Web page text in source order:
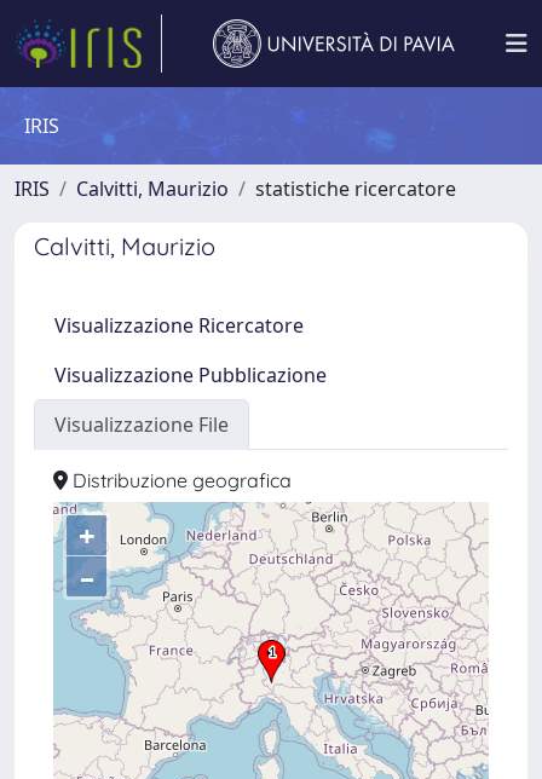
IRIS
IRIS Calvitti, Maurizio statistiche ricercatore
Calvitti, Maurizio
Visualizzazione Ricercatore
Visualizzazione Pubblicazione
Visualizzazione File
Distribuzione geografica
+
–